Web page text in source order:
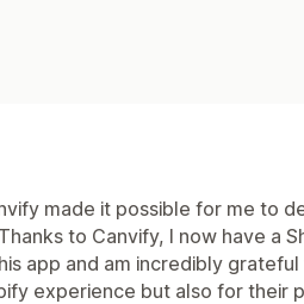
made it possible for me to
to Canvify, I now have a
app and am incredibly
experience but also for their